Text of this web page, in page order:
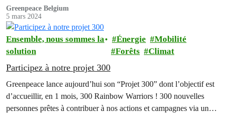
Greenpeace Belgium
5 mars 2024
Ensemble, nous sommes la
solution
Énergie
Mobilité
Forêts
Climat
Participez à notre projet 300
Greenpeace lance aujourd’hui son “Projet 300” dont l’objectif est
d’accueillir, en 1 mois, 300 Rainbow Warriors ! 300 nouvelles
personnes prêtes à contribuer à nos actions et campagnes via un